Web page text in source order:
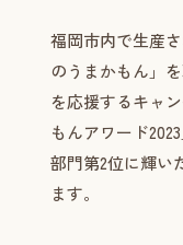
福岡市内で生産
のうまかもん」
を応援するキャ
もんアワード
部門第2位に輝い
ます。